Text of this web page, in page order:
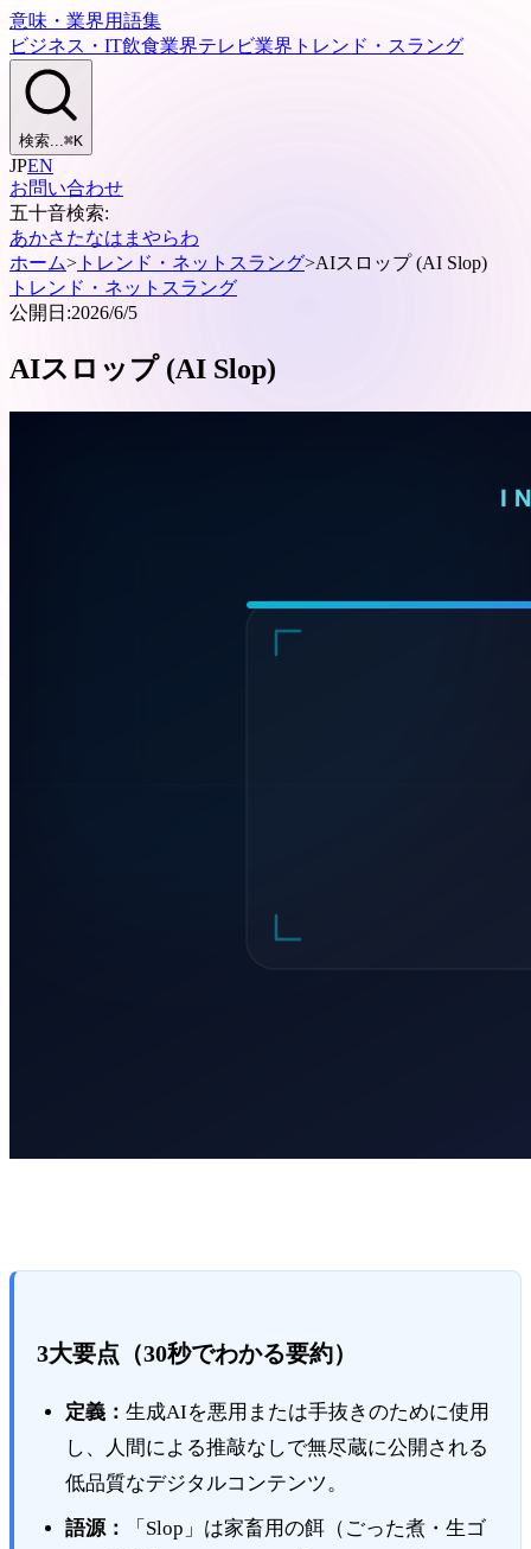
意味・業界用語集
ビジネス・IT飲食業界テレビ業界 トレンド・スラング
検索...⌘K
JPEN
お問い合わせ
五十音検索:
あかさ たなは ま やらわ
ホーム> トレンド・ネットスラング>AIスロップ (AI Slop)
トレンド・ネットスラング
公開日:2026/6/5
AIスロップ (AI Slop)
3大要点（30秒でわかる要約）
定義：生成AIを悪用または手抜きのために使用
し、人間による推敲なしで無尽蔵に公開される
低品質なデジタルコンテンツ。
語源：
「Slop」は家畜用の餌（ごった煮・生ゴ